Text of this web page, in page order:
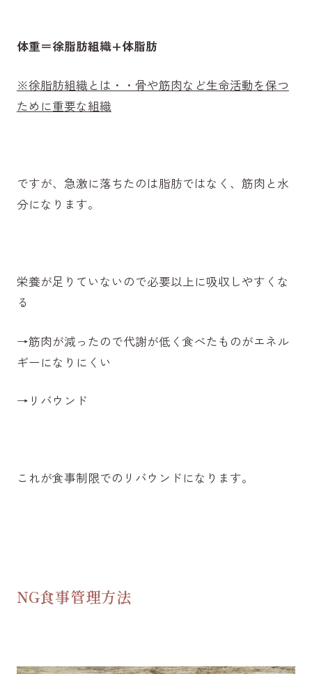
体重＝徐脂肪組織+体脂肪
※徐脂肪組織とは・・骨や筋肉など生命活動を保つ
ために重要な組織
ですが、急激に落ちたのは脂肪ではなく、筋肉と水
分になります。
栄養が足りていないので必要以上に吸収しやすくな
る
→筋肉が減ったので代謝が低く食べたものがエネル
ギーになりにくい
→リバウンド
これが食事制限でのリバウンドになります。
NG食事管理方法